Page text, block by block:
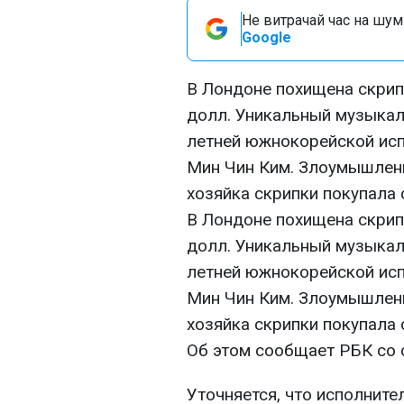
Не витрачай час на
Google
В Лондоне похищена
долл. Уникальный
летней южнокорейской
Мин Чин Ким.
хозяйка скрипки
В Лондоне похищена
долл. Уникальный
летней южнокорейской
Мин Чин Ким.
хозяйка скрипки
Об этом сообщает РБК со
Уточняется, что